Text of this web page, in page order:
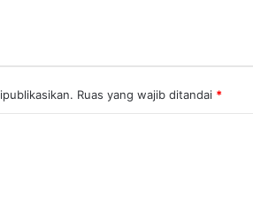
Ruas yang wajib ditandai *